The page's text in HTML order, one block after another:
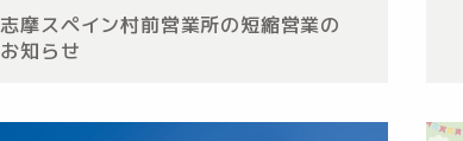
志摩スペイン村前営業所の短縮営業の
お知らせ